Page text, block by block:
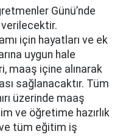
Günü’nde
için hayatları ve ek
uygun hale
maaş içine alınarak
sağlanacaktır. Tüm
üzerinde maaş
ve öğretime hazırlık
tüm eğitim iş